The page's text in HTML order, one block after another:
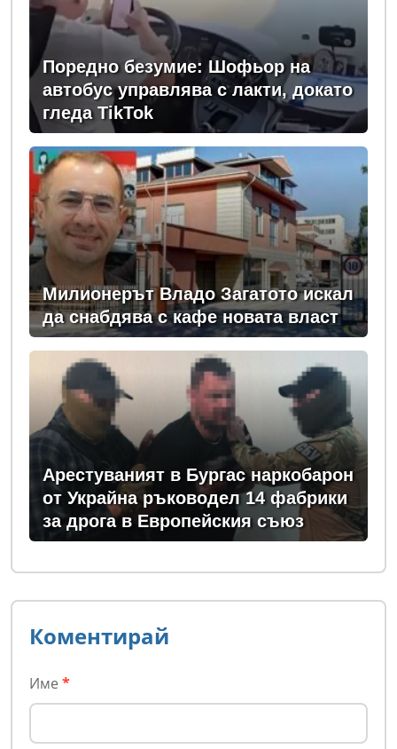
Поредно безумие: Шофьор на
автобус управлява с лакти, докато
гледа TikTok
Милионерът Владо Загатото искал
да снабдява с кафе новата власт
Арестуваният в Бургас наркобарон
от Украйна ръководел 14 фабрики
за дрога в Европейския съюз
Коментирай
Име *